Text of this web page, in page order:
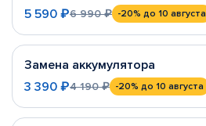
5 590 ₽6 990 ₽ -20% до 10 августа
Замена аккумулятора
3 390 ₽4 190 ₽ -20% до 10 августа